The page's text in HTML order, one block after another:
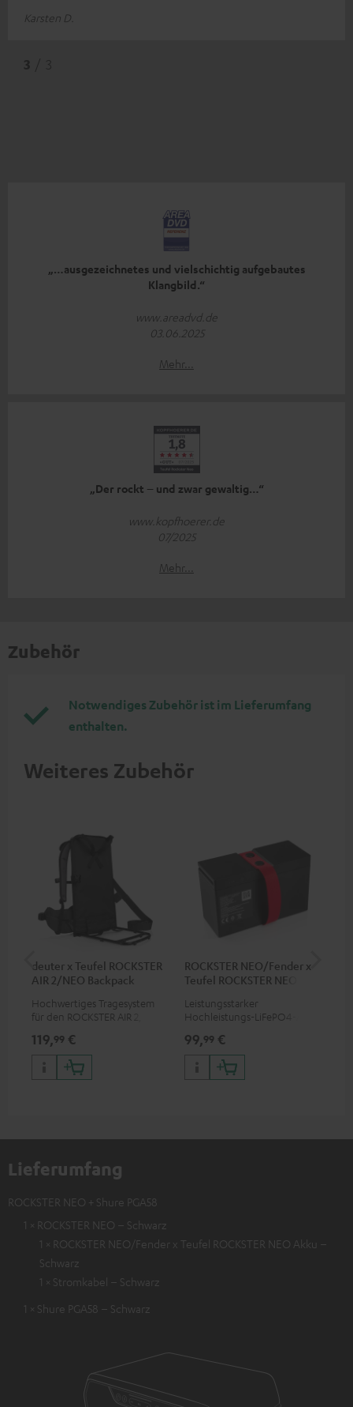
Karsten D.
„…ausgezeichnetes und vielschichtig aufgebautes
Klangbild.“
www.areadvd.de
03.06.2025
Mehr...
„Der rockt – und zwar gewaltig…“
www.kopfhoerer.de
07/2025
Mehr...
Zubehör
Notwendiges Zubehör ist im Lieferumfang
enthalten.
Weiteres Zubehör
deuter x Teufel ROCKSTER
AIR 2/NEO Backpack
Hochwertiges Tragesystem
für den ROCKSTER AIR 2,
2, ROCKSTER NEO und
Fender x Teufel ROCKSTER
119,99 €
ROCKSTER NEO/Fender x
Teufel ROCKSTER NEO
Leistungsstarker
Hochleistungs-LiFePO4-Akku
ROCKSTER NEO und Fender x
Teufel ROCKSTER NEO
99,99 €
Lieferumfang
ROCKSTER NEO + Shure PGA58
1 × ROCKSTER NEO – Schwarz
1 × ROCKSTER NEO/Fender x Teufel ROCKSTER NEO Akku –
Schwarz
1 × Stromkabel – Schwarz
1 × Shure PGA58 – Schwarz